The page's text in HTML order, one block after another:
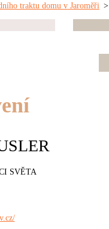
traktu domu v Jaroměři >
SVĚTA